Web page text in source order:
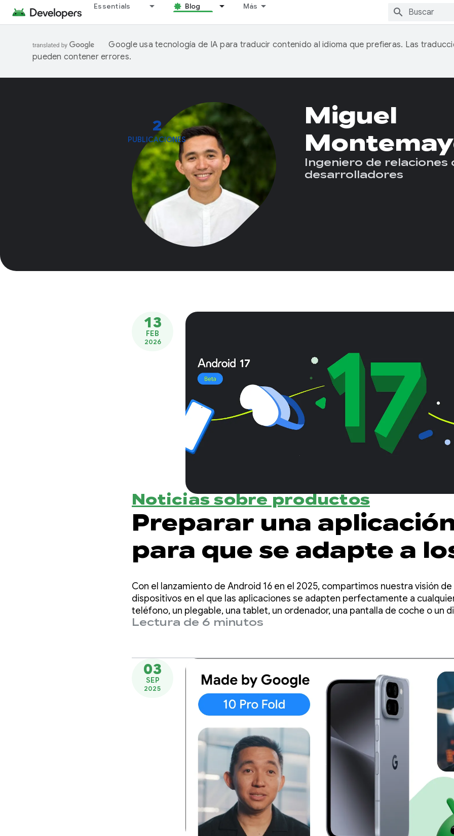
Essentials Blog Más
Google usa tecnología de IA para traducir contenido al idioma que prefieras. Las
pueden contener errores.
2
PUBLICACIONES
Miguel
Ingeniero de relaciones
desarrolladores
13
FEB
2026
Noticias sobre productos
Preparar una
para que se adapte a
cambios de tamaño y
orientación en Android
Con el lanzamiento de Android 16 en el 2025, compartimos nuestra visión
dispositivos en el que las aplicaciones se adapten perfectamente a
teléfono, un plegable, una tablet, un ordenador, una pantalla de coche o un
extendida. Los usuarios esperan que sus aplicaciones funcionen en cualquier
Lectura de 6 minutos
03
SEP
2025